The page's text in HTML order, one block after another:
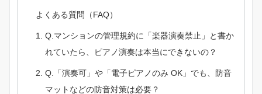
よくある質問（FAQ）
Q.マンションの管理規約に「楽器演奏禁止」と書か
れていたら、ピアノ演奏は本当にできないの？
Q.「演奏可」や「電子ピアノのみ OK」でも、防音
マットなどの防音対策は必要？